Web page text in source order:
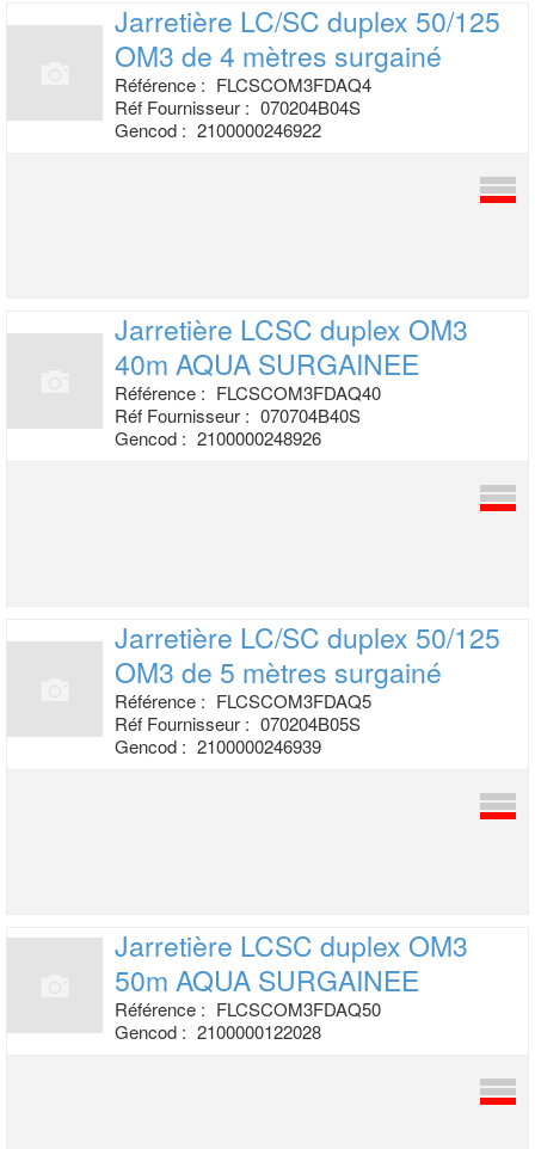
Jarretière LC/SC duplex 50/125
OM3 de 4 mètres surgainé
Référence : FLCSCOM3FDAQ4
Réf Fournisseur : 070204B04S
Gencod : 2100000246922
Jarretière LCSC duplex OM3
40m AQUA SURGAINEE
Référence : FLCSCOM3FDAQ40
Réf Fournisseur : 070704B40S
Gencod : 2100000248926
Jarretière LC/SC duplex 50/125
OM3 de 5 mètres surgainé
Référence : FLCSCOM3FDAQ5
Réf Fournisseur : 070204B05S
Gencod : 2100000246939
Jarretière LCSC duplex OM3
50m AQUA SURGAINEE
Référence : FLCSCOM3FDAQ50
Gencod : 2100000122028